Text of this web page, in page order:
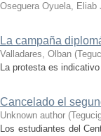
Oseguera Oyuela, Eliab
La campaña
Valladares, Olban (
La protesta es
Cancelado el
Unknown author (
Los estudiantes del